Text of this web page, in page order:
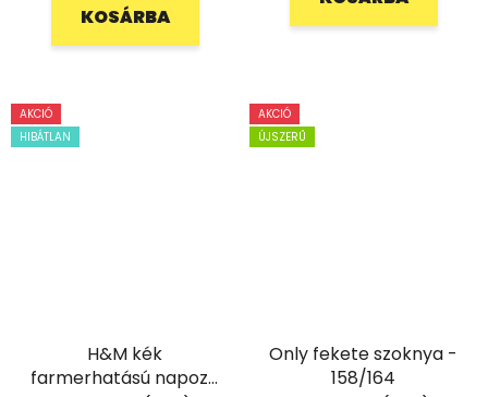
KOSÁRBA
AKCIÓ
HIBÁTLAN
H&M kék
farmerhatású napozó
AKCIÓ
ÚJSZERŰ
Only fekete szoknya -
158/164